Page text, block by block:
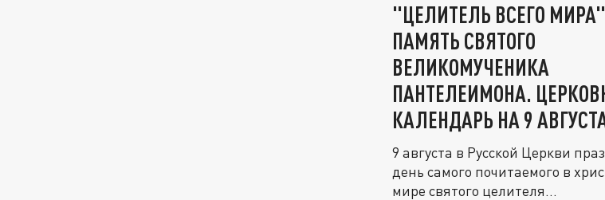
"ЦЕЛИТЕЛЬ ВСЕГО
ПАМЯТЬ СВЯТОГО
ВЕЛИКОМУЧЕНИКА
ПАНТЕЛЕИМОНА.
КАЛЕНДАРЬ НА 9
9 августа в Русской Церкви
день самого почитаемого в
мире святого целителя...